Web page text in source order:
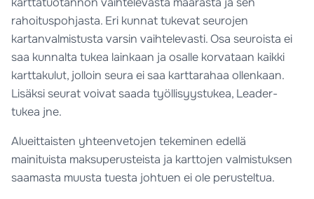
rahoituspohjasta. Eri kunnat tukevat seurojen
kartanvalmistusta varsin vaihtelevasti. Osa seuroista ei
saa kunnalta tukea lainkaan ja osalle korvataan kaikki
karttakulut, jolloin seura ei saa karttarahaa ollenkaan.
Lisäksi seurat voivat saada työllisyystukea, Leader-
tukea jne.
Alueittaisten yhteenvetojen tekeminen edellä
mainituista maksuperusteista ja karttojen valmistuksen
saamasta muusta tuesta johtuen ei ole perusteltua.